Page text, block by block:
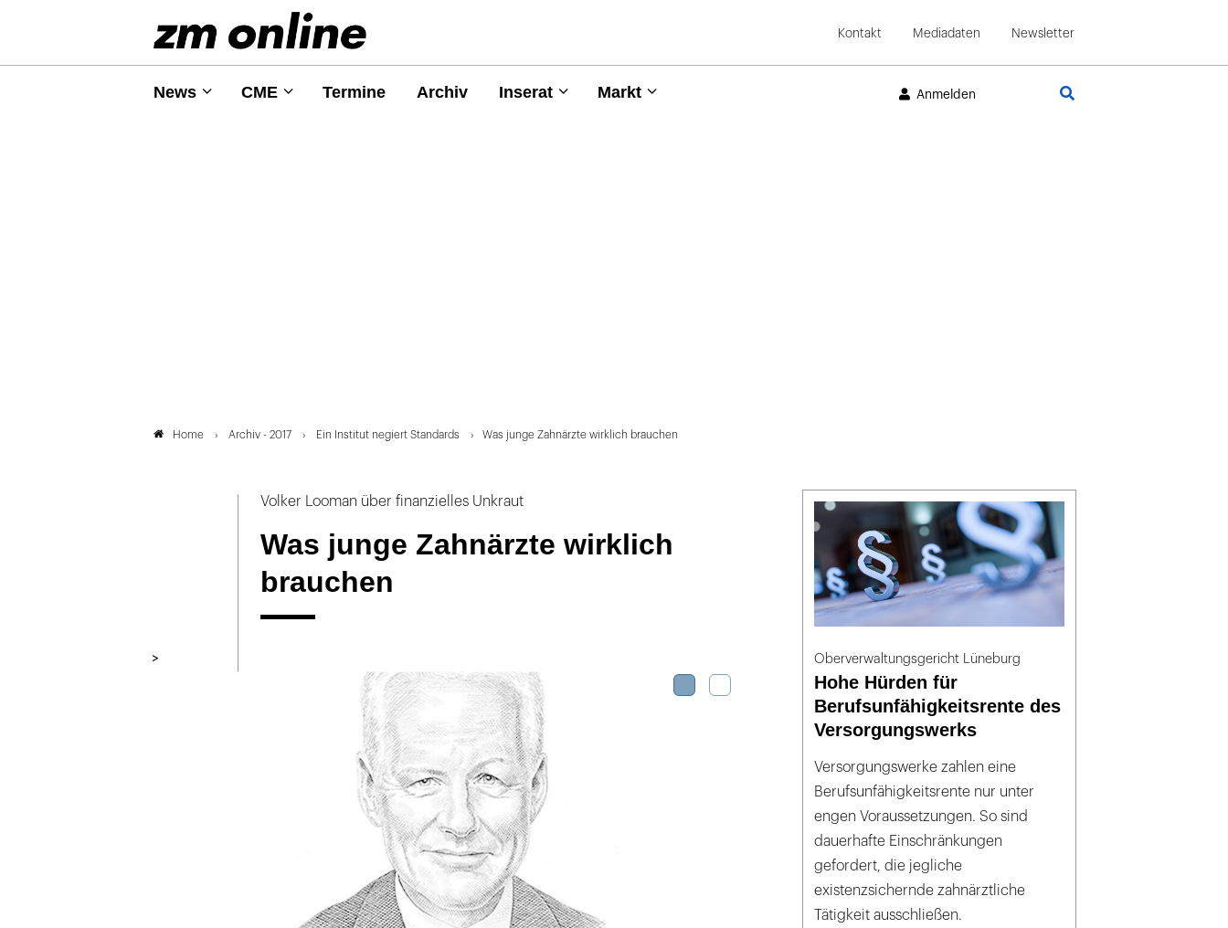
Kontakt Mediadaten Newsletter
News CME Termine Archiv Inserat Markt Anmelden
Home Archiv - 2017 Ein Institut negiert Standards Was junge Zahnärzte wirklich brauchen
Volker Looman über finanzielles Unkraut
Was junge Zahnärzte wirklich
brauchen
> Oberverwaltungsgericht Lüneburg
Hohe Hürden für
Berufsunfähigkeitsrente des
Versorgungswerks
Versorgungswerke zahlen eine
Berufsunfähigkeitsrente nur unter
engen Voraussetzungen. So sind
dauerhafte Einschränkungen
gefordert, die jegliche
existenzsichernde zahnärztliche
Tätigkeit ausschließen.